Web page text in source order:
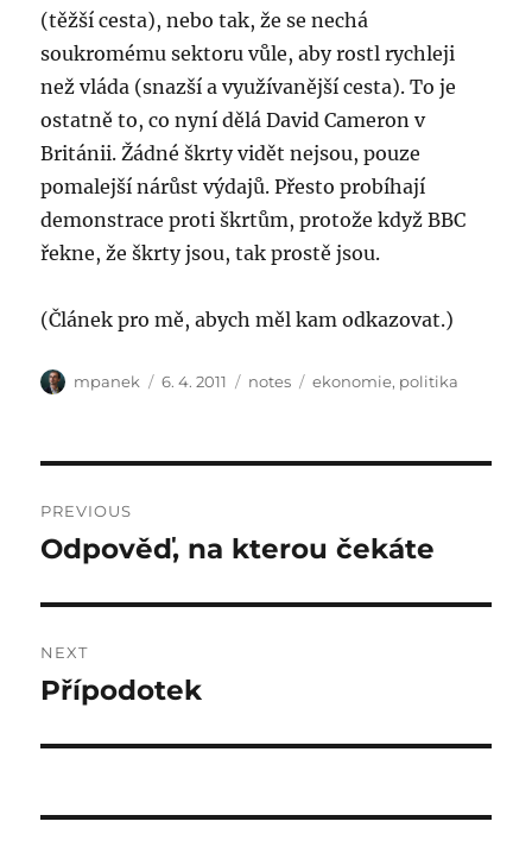
(těžší cesta), nebo tak, že se nechá
soukromému sektoru vůle, aby rostl rychleji
než vláda (snazší a využívanější cesta). To je
ostatně to, co nyní dělá David Cameron v
Británii. Žádné škrty vidět nejsou, pouze
pomalejší nárůst výdajů. Přesto probíhají
demonstrace proti škrtům, protože když BBC
řekne, že škrty jsou, tak prostě jsou.
(Článek pro mě, abych měl kam odkazovat.)
Author
mpanek
Posted
6. 4. 2011 Categories
notes Tags
ekonomie, politika
navigation
PREVIOUS
Previous
Odpověď, na kterou čekáte
NEXT
Next
Přípodotek